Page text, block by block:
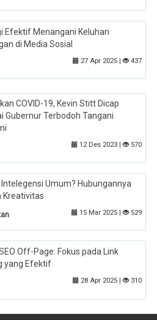
Efektif Menangani Keluhan
di Media Sosial
27 Apr 2025 | 437
COVID-19, Kevin Stitt Dicap
Gubernur Terbodoh Tangani
12 Des 2023 | 570
Umum? Hubungannya
Kreativitas
15 Mar 2025 | 529
Off-Page: Fokus pada Link
yang Efektif
28 Apr 2025 | 310